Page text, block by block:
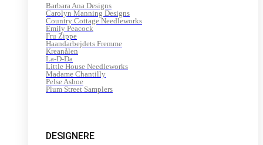
Barbara Ana Designs
Carolyn Manning Designs
Country Cottage Needleworks
Emily Peacock
Fru Zippe
Haandarbejdets Fremme
Kreanålen
La-D-Da
Little House Needleworks
Madame Chantilly
Pelse Asboe
Plum Street Samplers
DESIGNERE